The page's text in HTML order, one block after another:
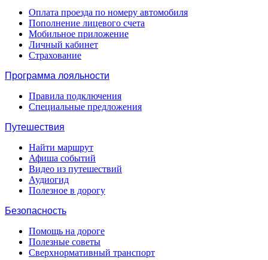
Оплата проезда по номеру автомобиля
Пополнение лицевого счета
Мобильное приложение
Личный кабинет
Страхование
Программа лояльности
Правила подключения
Специальные предложения
Путешествия
Найти маршрут
Афиша событий
Видео из путешествий
Аудиогид
Полезное в дорогу
Безопасность
Помощь на дороге
Полезные советы
Сверхнормативный транспорт